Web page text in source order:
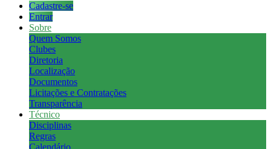
Cadastre-se
Entrar
Sobre
Quem Somos
Clubes
Diretoria
Localização
Documentos
Licitações e Contratações
Transparência
Técnico
Disciplinas
Regras